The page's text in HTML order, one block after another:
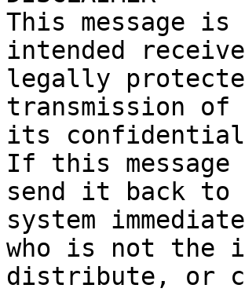
This message
intended
legally
transmission of
its
If this
send it back to
system
who is not the
distribute, or